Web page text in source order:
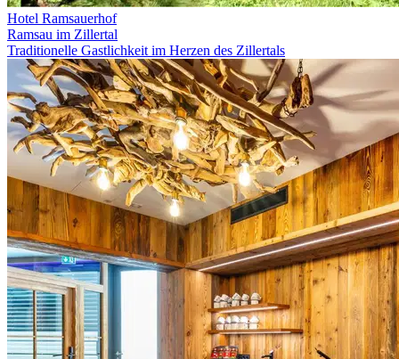
Hotel Ramsauerhof
Ramsau im Zillertal
Traditionelle Gastlichkeit im Herzen des Zillertals